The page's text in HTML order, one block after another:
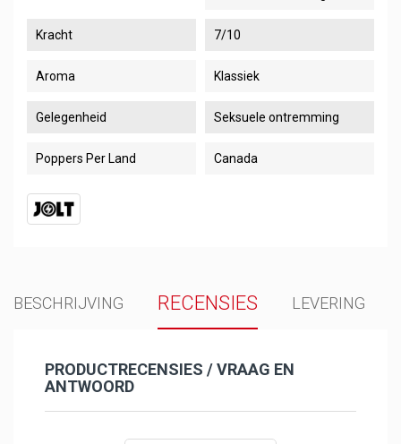
Kracht 7/10
Aroma Klassiek
Gelegenheid Seksuele ontremming
Poppers Per Land Canada
BESCHRIJVING RECENSIES LEVERING
PRODUCTRECENSIES / VRAAG EN
ANTWOORD